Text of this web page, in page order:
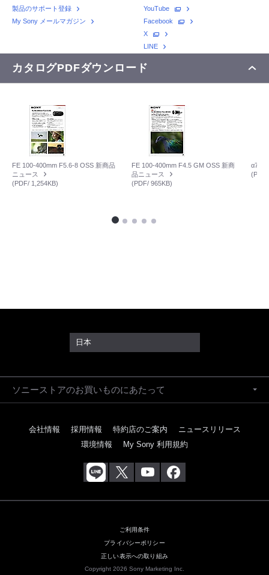
製品のサポート登録
My Sony メールマガジン
YouTube
Facebook
X
LINE
カタログPDFダウンロード
FE 100-400mm F5.6-8 OSS 新商品
ニュース
(PDF/ 1,254KB)
FE 100-400mm F4.5 GM OSS 新商
品ニュース
(PDF/ 965KB)
α7R
日本
ソニーストアのお買いものにあたって
会社情報 採用情報 特約店のご案内
ニュースリリース
環境情報
My Sony 利用規約
ご利用条件
プライバシーポリシー
正しい表示への取り組み
Copyright 2026 Sony Marketing Inc.